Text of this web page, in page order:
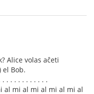
Alice volas aĉeti
el Bob.
. . . . . . . . . . .
al mi al mi al mi al mi al